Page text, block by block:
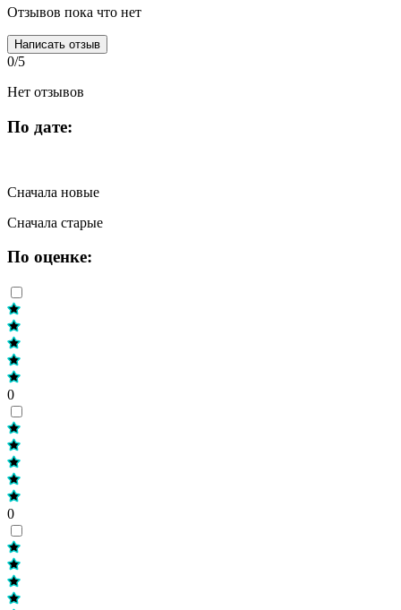
Отзывов пока что нет
Написать отзыв
0/5
Нет отзывов
По дате:
Сначала новые
Сначала старые
По оценке:
0
0